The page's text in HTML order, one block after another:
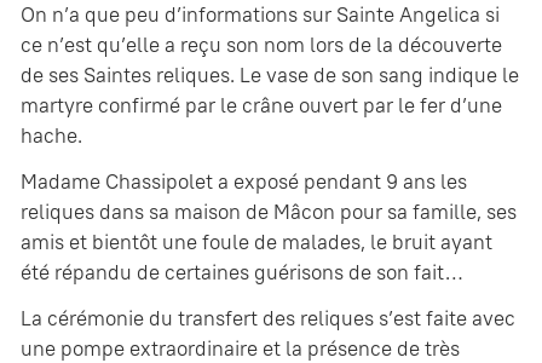
On n’a que peu d’informations sur Sainte Angelica si
ce n’est qu’elle a reçu son nom lors de la découverte
de ses Saintes reliques. Le vase de son sang indique le
martyre confirmé par le crâne ouvert par le fer d’une
hache.
Madame Chassipolet a exposé pendant 9 ans les
reliques dans sa maison de Mâcon pour sa famille, ses
amis et bientôt une foule de malades, le bruit ayant
été répandu de certaines guérisons de son fait…
La cérémonie du transfert des reliques s’est faite avec
une pompe extraordinaire et la présence de très